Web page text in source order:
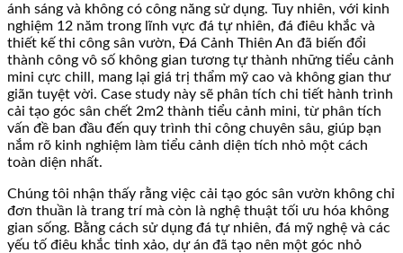
ánh sáng và không có công năng sử dụng. Tuy nhiên, với kinh
nghiệm 12 năm trong lĩnh vực đá tự nhiên, đá điêu khắc và
thiết kế thi công sân vườn, Đá Cảnh Thiên An đã biến đổi
thành công vô số không gian tương tự thành những tiểu cảnh
mini cực chill, mang lại giá trị thẩm mỹ cao và không gian thư
giãn tuyệt vời. Case study này sẽ phân tích chi tiết hành trình
cải tạo góc sân chết 2m2 thành tiểu cảnh mini, từ phân tích
vấn đề ban đầu đến quy trình thi công chuyên sâu, giúp bạn
nắm rõ kinh nghiệm làm tiểu cảnh diện tích nhỏ một cách
toàn diện nhất.
Chúng tôi nhận thấy rằng việc cải tạo góc sân vườn không chỉ
đơn thuần là trang trí mà còn là nghệ thuật tối ưu hóa không
gian sống. Bằng cách sử dụng đá tự nhiên, đá mỹ nghệ và các
yếu tố điêu khắc tinh xảo, dự án đã tạo nên một góc nhỏ